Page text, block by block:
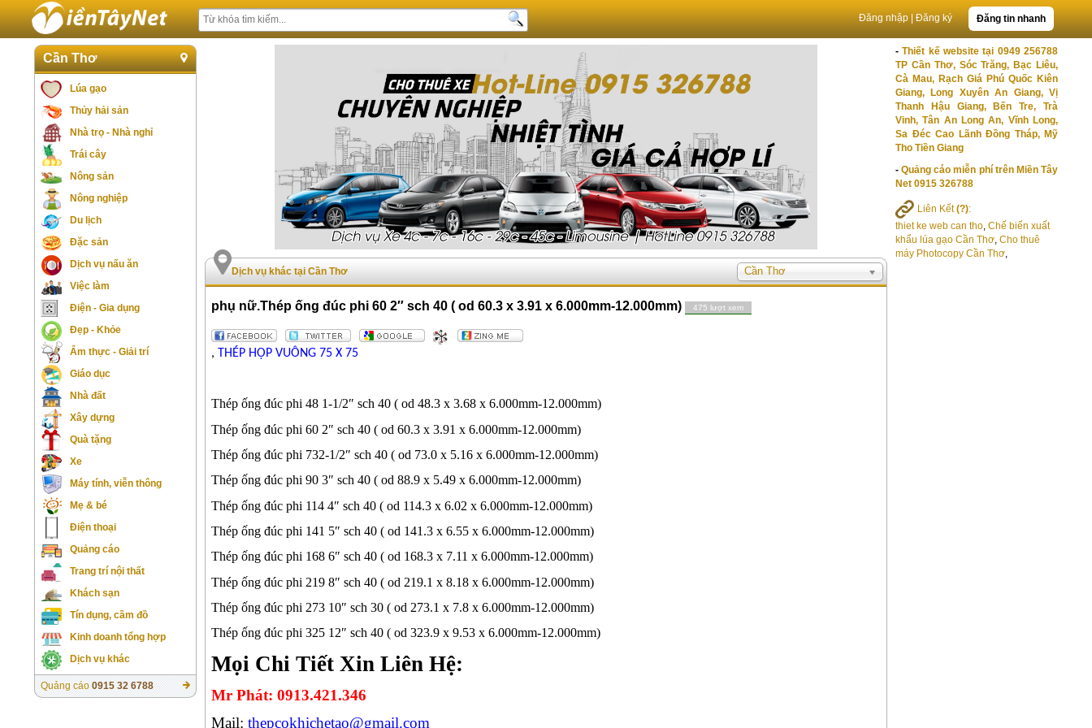
Đăng tin nhanh
Đăng nhập Đăng ký
Cần Thơ
Lúa gạo
Thủy hải sản
Nhà trọ - Nhà nghỉ
Trái cây
Nông sản
Nông nghiệp
Du lịch
Đặc sản
Dịch vụ nấu ăn
Việc làm
Điện - Gia dụng
Đẹp - Khỏe
Ẩm thực - Giải trí
Giáo dục
Nhà đất
Xây dựng
Quà tặng
Xe
Máy tính, viễn thông
Mẹ & bé
Điện thoại
Quảng cáo
Trang trí nội thất
Khách sạn
Tín dụng, cầm đồ
Kinh doanh tổng hợp
Dịch vụ khác
Quảng cáo 0915 32 6788
-Thiết kế website tại 0949 256788
TP Cần Thơ, Sóc Trăng, Bạc Liêu,
Cà Mau, Rạch Giá Phú Quốc Kiên
Giang, Long Xuyên An Giang, Vị
Thanh Hậu Giang, Bến Tre, Trà
Vinh, Tân An Long An, Vĩnh Long,
Sa Đéc Cao Lãnh Đồng Tháp, Mỹ
Tho Tiền Giang
-Quảng cáo miễn phí trên Miền Tây
Net 0915 326788
Liên Kết(?):
thiet ke web can tho, Chế biến xuất
khẩu lúa gạo Cần Thơ, Cho thuê
máy Photocopy Cần Thơ,
Dịch vụ khác tại Cần Thơ
Cần Thơ
phụ nữ.Thép ống đúc phi 60 2″ sch 40 ( od 60.3 x 3.91 x 6.000mm-12.000mm) 475 lượt xem
, THÉP HỘP VUÔNG 75 X 75
Thép ống đúc phi 48 1-1/2″ sch 40 ( od 48.3 x 3.68 x 6.000mm-12.000mm)
Thép ống đúc phi 60 2″ sch 40 ( od 60.3 x 3.91 x 6.000mm-12.000mm)
Thép ống đúc phi 732-1/2″ sch 40 ( od 73.0 x 5.16 x 6.000mm-12.000mm)
Thép ống đúc phi 90 3″ sch 40 ( od 88.9 x 5.49 x 6.000mm-12.000mm)
Thép ống đúc phi 114 4″ sch 40 ( od 114.3 x 6.02 x 6.000mm-12.000mm)
Thép ống đúc phi 141 5″ sch 40 ( od 141.3 x 6.55 x 6.000mm-12.000mm)
Thép ống đúc phi 168 6″ sch 40 ( od 168.3 x 7.11 x 6.000mm-12.000mm)
Thép ống đúc phi 219 8″ sch 40 ( od 219.1 x 8.18 x 6.000mm-12.000mm)
Thép ống đúc phi 273 10″ sch 30 ( od 273.1 x 7.8 x 6.000mm-12.000mm)
Thép ống đúc phi 325 12″ sch 40 ( od 323.9 x 9.53 x 6.000mm-12.000mm)
Mọi Chi Tiết Xin Liên Hệ:
Mr Phát: 0913.421.346
Mail: thepcokhichetao@gmail.com